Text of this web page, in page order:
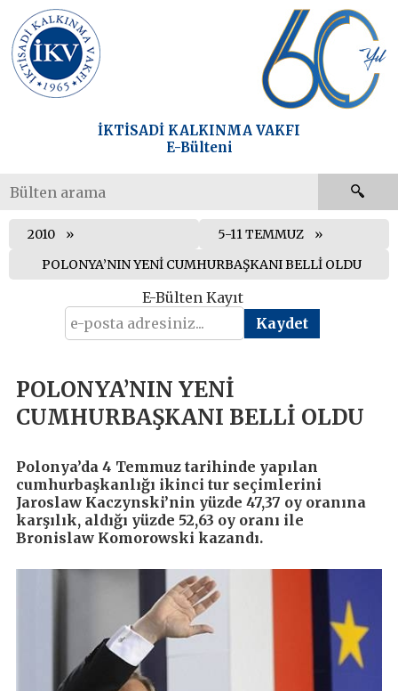
İKTİSADİ KALKINMA VAKFI
E-Bülteni
2010
5-11 TEMMUZ
POLONYA’NIN YENİ CUMHURBAŞKANI BELLİ OLDU
E-Bülten Kayıt
POLONYA’NIN YENİ
CUMHURBAŞKANI BELLİ OLDU
Polonya’da 4 Temmuz tarihinde yapılan
cumhurbaşkanlığı ikinci tur seçimlerini
Jaroslaw Kaczynski’nin yüzde 47,37 oy oranına
karşılık, aldığı yüzde 52,63 oy oranı ile
Bronislaw Komorowski kazandı.